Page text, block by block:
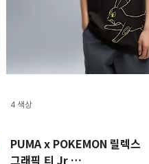
4 색상
PUMA x POKEMON 릴렉스
그래픽 티 Jr